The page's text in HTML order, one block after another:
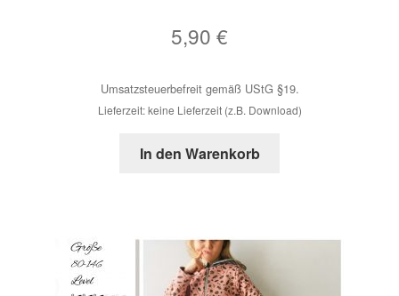
5,90 €
Umsatzsteuerbefreit gemäß UStG §19.
Lieferzeit: keine Lieferzeit (z.B. Download)
In den Warenkorb